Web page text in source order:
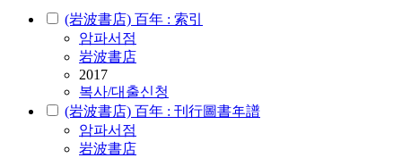
(岩波書店) 百年 : 索引
암파서점
岩波書店
2017
복사/대출신청
(岩波書店) 百年 : 刊行圖書年譜
암파서점
岩波書店